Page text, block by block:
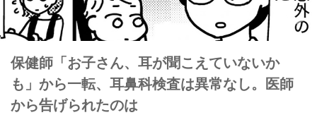
保健師「お子さん、耳が聞こえていないか
も」から一転、耳鼻科検査は異常なし。医師
から告げられたのは